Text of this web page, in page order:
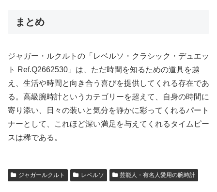
まとめ
ジャガー・ルクルトの「レベルソ・クラシック・デュエッ
ト Ref.Q2662530」は、ただ時間を知るための道具を越
え、生活や時間と向き合う喜びを提供してくれる存在であ
る。高級腕時計というカテゴリーを超えて、自身の時間に
寄り添い、日々の装いと気分を静かに彩ってくれるパート
ナーとして、これほど深い満足を与えてくれるタイムピー
スは稀である。
ジャガールクルト レベルソ 芸能人・有名人愛用の腕時計